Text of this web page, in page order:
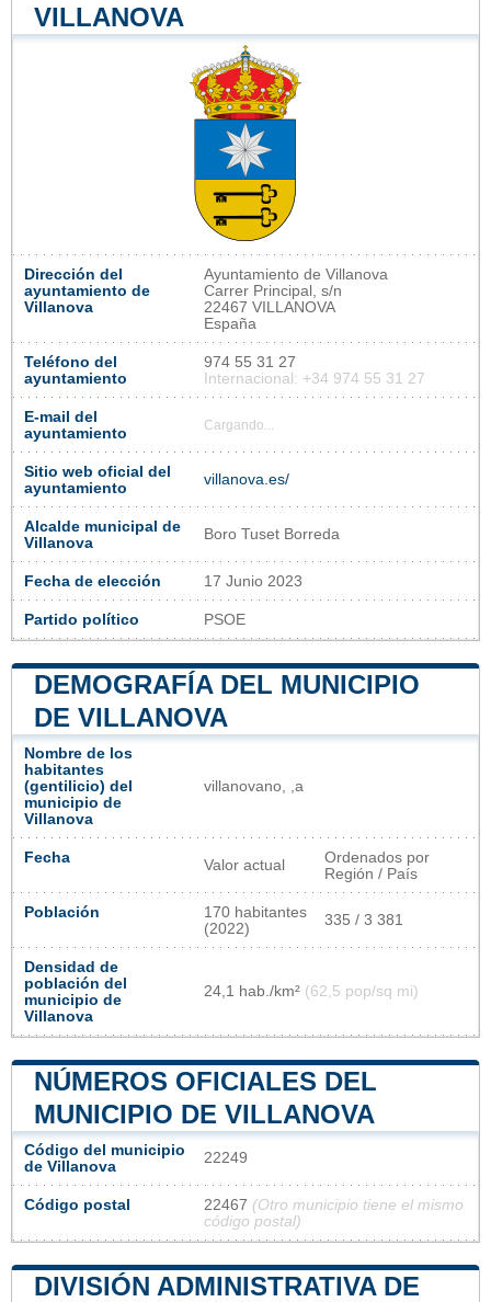
VILLANOVA
Dirección del
ayuntamiento de
Villanova
Ayuntamiento de Villanova
Carrer Principal, s/n
22467 VILLANOVA
España
Teléfono del
ayuntamiento
974 55 31 27
Internacional: +34 974 55 31 27
E-mail del
ayuntamiento
Cargando...
Sitio web oficial del
ayuntamiento
villanova.es/
Alcalde municipal de
Villanova
Boro Tuset Borreda
Fecha de elección 17 Junio 2023
Partido político PSOE
DEMOGRAFÍA DEL MUNICIPIO
DE VILLANOVA
Nombre de los
habitantes
(gentilicio) del
municipio de
Villanova
villanovano, ,a
Fecha Valor actual
Ordenados por
Región / País
Población
170 habitantes
(2022)
335 / 3 381
Densidad de
población del
municipio de
Villanova
24,1 hab./km² (62,5 pop/sq mi)
NÚMEROS OFICIALES DEL
MUNICIPIO DE VILLANOVA
Código del municipio
de Villanova
22249
Código postal 22467 (Otro municipio tiene el mismo
código postal)
DIVISIÓN ADMINISTRATIVA DE